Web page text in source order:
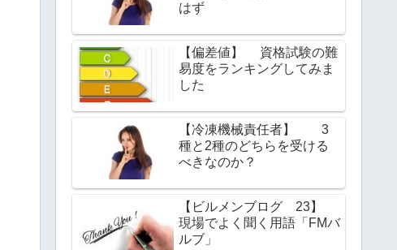
はず
【偏差値】 資格試験の難
易度をランキングしてみま
した
【冷凍機械責任者】 3
種と2種のどちらを受ける
べきなのか？
【ビルメンブログ 23】
現場でよく聞く用語「FMバ
ルブ」